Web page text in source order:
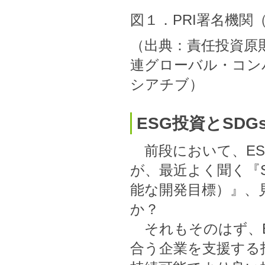
図１．PRI署名機関
（出典：責任投資
連グローバル・コ
シアチブ）
ESG投資と
前段において、
が、最近よく聞く『
能な開発目標）』
か？
それもそのはず、
合う企業を支援す